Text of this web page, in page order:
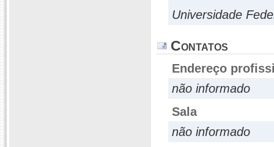
Universidade
Contatos
Endereço
não informado
Sala
não informado